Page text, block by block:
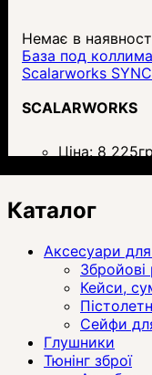
Немає в
База под
Scalarworks
SCALARWORKS
Ціна: 8 225
Каталог
Аксесуари для
Збройові
Кейси,
Сейфи
Глушники
Тюнінг зброї